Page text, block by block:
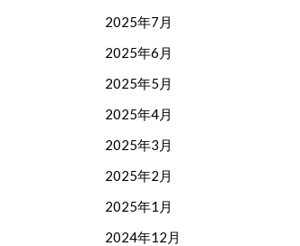
2025年7月
2025年6月
2025年5月
2025年4月
2025年3月
2025年2月
2025年1月
2024年12月